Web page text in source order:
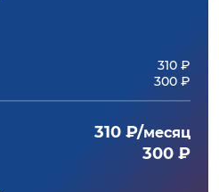
310 ₽
300 ₽
310 ₽/месяц
300 ₽